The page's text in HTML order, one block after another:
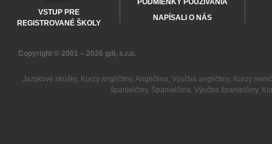
VSTUP PRE
REGISTROVANÉ ŠKOLY
PODMIENKY POUŽÍVANIA
NAPÍSALI O NÁS
Copyright © 2001 – 2026 gdi, s.r.o.
Jazykové skúšky, Kurzy angličtiny, Angličtina, Výučba angličtiny, Kurzy
španielčiny, Španielčina, Výučba španielčiny,